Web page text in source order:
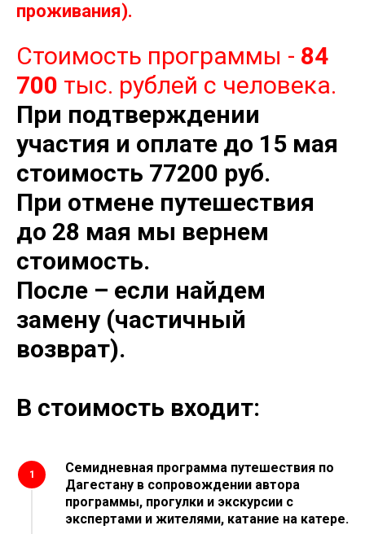
проживания).
Стоимость программы - 84
700 тыс. рублей с человека.
При подтверждении
участия и оплате до 15 мая
стоимость 77200 руб.
При отмене путешествия
до 28 мая мы вернем
стоимость.
После – если найдем
замену (частичный
возврат).
В стоимость входит:
1
Семидневная программа путешествия по
Дагестану в сопровождении автора
программы, прогулки и экскурсии с
экспертами и жителями, катание на катере.